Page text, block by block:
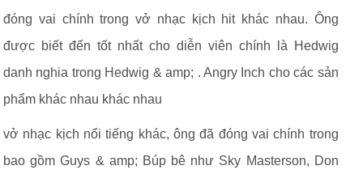
đóng vai chính trong vở nhạc kịch hit khác nhau. Ông
được biết đến tốt nhất cho diễn viên chính là Hedwig
danh nghia trong Hedwig & amp; . Angry Inch cho các sản
phẩm khác nhau khác nhau
vở nhạc kịch nổi tiếng khác, ông đã đóng vai chính trong
bao gồm Guys & amp; Búp bê như Sky Masterson, Don